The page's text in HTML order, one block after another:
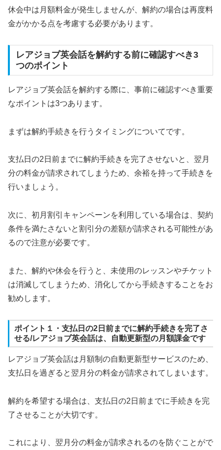
休会中は月額料金が発生しませんが、解約の場合は再度料
金がかかる点を考慮する必要があります。
レアジョブ英会話を解約する前に確認すべき3
つのポイント
レアジョブ英会話を解約する際に、事前に確認すべき重要
なポイントは3つあります。
まずは解約手続きを行うタイミングについてです。
支払日の2日前までに解約手続きを完了させないと、翌月
分の料金が請求されてしまうため、余裕を持って手続きを
行いましょう。
次に、初月割引キャンペーンを利用している場合は、契約
条件を満たさないと割引分の差額が請求される可能性があ
るので注意が必要です。
また、解約や休会を行うと、未使用のレッスンやチケット
は消滅してしまうため、消化してから手続きすることをお
勧めします。
ポイント１・支払日の2日前までに解約手続きを完了さ
せる/レアジョブ英会話は、自動更新型の月額課金です
レアジョブ英会話は月額制の自動更新型サービスのため、
支払日を過ぎると翌月分の料金が請求されてしまいます。
解約を希望する場合は、支払日の2日前までに手続きを完
了させることが大切です。
これにより、翌月分の料金が請求されるのを防ぐことがで